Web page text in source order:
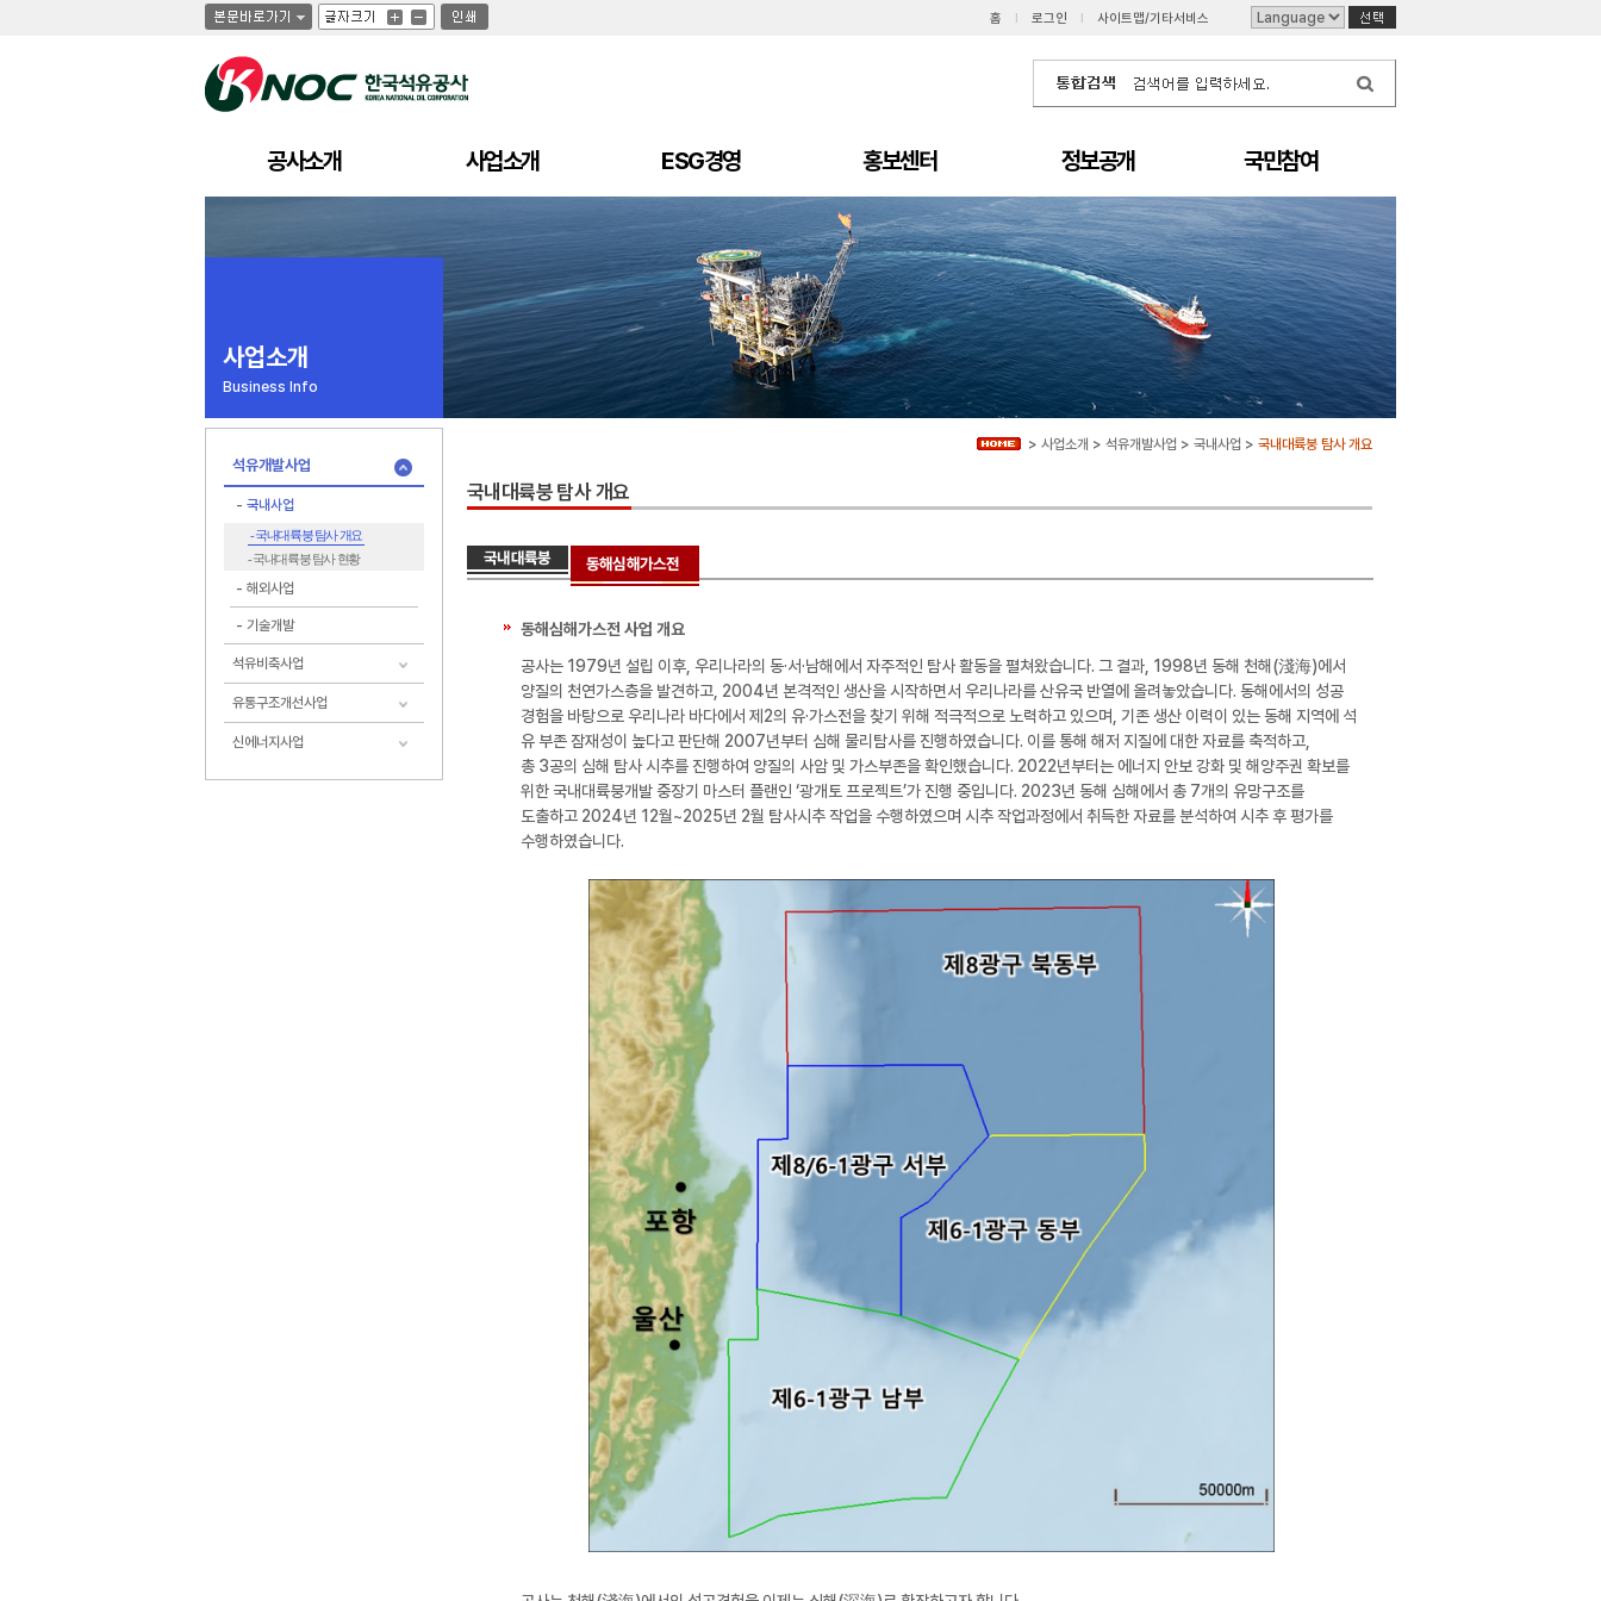
글
자
기
글
자
기
크
글
자
기
작
인
쇄
홈 I 로그인 I 사이트맵/기타서비스
공사소개 사업소개 ESG경영 홍보센터 정보공개 국민참여
사업소개
Business Info
석유개발사업
국내사업
- 국내대륙붕 탐사 개요
- 국내대륙붕 탐사 현황
해외사업
기술개발
석유비축사업
유통구조개선사업
신에너지사업
> 사업소개 > 석유개발사업 > 국내사업 > 국내대륙붕 탐사 개요
국내대륙붕 탐사 개요
동해심해가스전 사업 개요
공사는 1979년 설립 이후, 우리나라의 동·서·남해에서 자주적인 탐사 활동을 펼쳐왔습니다. 그 결과, 1998년 동해 천해(淺海)에서
양질의 천연가스층을 발견하고, 2004년 본격적인 생산을 시작하면서 우리나라를 산유국 반열에 올려놓았습니다. 동해에서의 성공
경험을 바탕으로 우리나라 바다에서 제2의 유·가스전을 찾기 위해 적극적으로 노력하고 있으며, 기존 생산 이력이 있는 동해 지역에 석
유 부존 잠재성이 높다고 판단해 2007년부터 심해 물리탐사를 진행하였습니다. 이를 통해 해저 지질에 대한 자료를 축적하고,
총 3공의 심해 탐사 시추를 진행하여 양질의 사암 및 가스부존을 확인했습니다. 2022년부터는 에너지 안보 강화 및 해양주권 확보를
위한 국내대륙붕개발 중장기 마스터 플랜인 ‘광개토 프로젝트’가 진행 중입니다. 2023년 동해 심해에서 총 7개의 유망구조를
도출하고 2024년 12월~2025년 2월 탐사시추 작업을 수행하였으며 시추 작업과정에서 취득한 자료를 분석하여 시추 후 평가를
수행하였습니다.